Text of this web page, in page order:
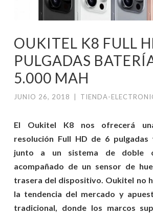
OUKITEL K8 FULL
PULGADAS
5.000 MAH
JUNIO 26, 2018 TIENDA-
El Oukitel K8 nos ofrecerá
resolución Full HD de 6
junto a un sistema de doble
acompañado de un sensor de
trasera del dispositivo. Oukitel no
la tendencia del mercado y
tradicional, donde los marcos